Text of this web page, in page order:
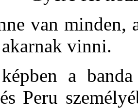
van minden,
vinni.
a
Peru